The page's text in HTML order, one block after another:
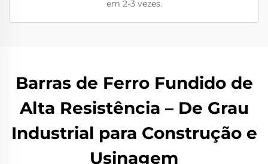
em 2-3 vezes.
Barras de Ferro Fundido de
Alta Resistência – De Grau
Industrial para Construção e
Usinagem